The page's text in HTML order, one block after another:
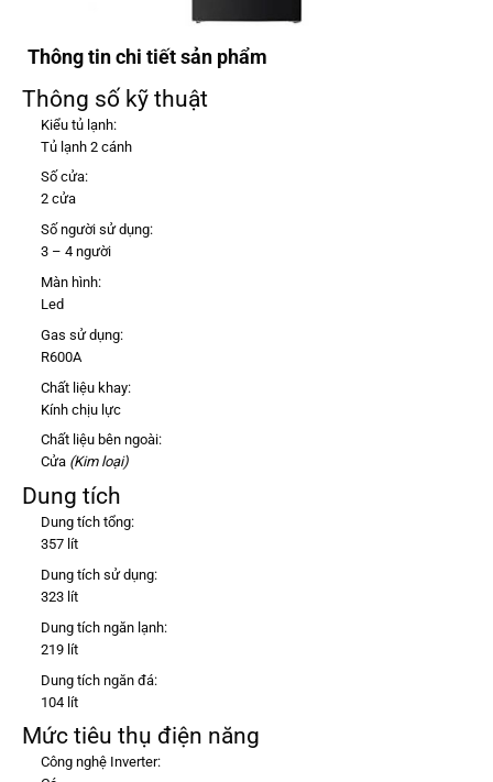
Thông tin chi tiết sản phẩm
Thông số kỹ thuật
Kiểu tủ lạnh:
Tủ lạnh 2 cánh
Số cửa:
2 cửa
Số người sử dụng:
3 – 4 người
Màn hình:
Led
Gas sử dụng:
R600A
Chất liệu khay:
Kính chịu lực
Chất liệu bên ngoài:
Cửa (Kim loại)
Dung tích
Dung tích tổng:
357 lít
Dung tích sử dụng:
323 lít
Dung tích ngăn lạnh:
219 lít
Dung tích ngăn đá:
104 lít
Mức tiêu thụ điện năng
Công nghệ Inverter: